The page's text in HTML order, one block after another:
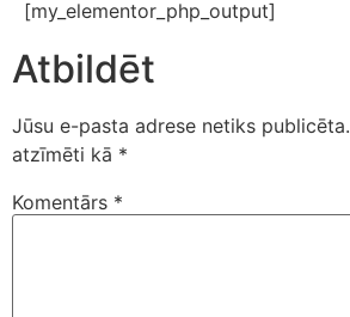
[my_elementor_php_output]
Atbildēt
Jūsu e-pasta adrese netiks publicēta.
atzīmēti kā *
Komentārs *